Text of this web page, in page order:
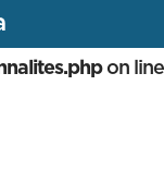
#1 is expected to
on line